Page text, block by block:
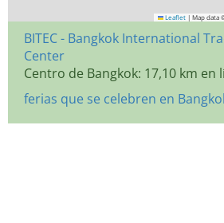
Leaflet | Map data
BITEC - Bangkok International
Center
Centro de Bangkok: 17,10 km en
ferias que se celebren en